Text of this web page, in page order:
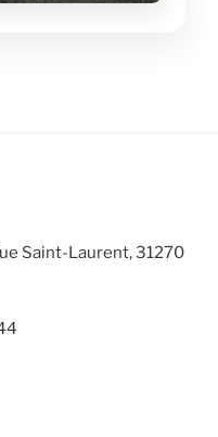
Saint-Laurent, 31270